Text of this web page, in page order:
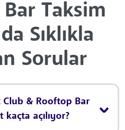
Taksim
Sıklıkla
Sorular
Club & Rooftop Bar
kaçta açılıyor?